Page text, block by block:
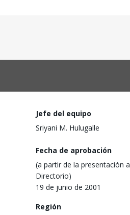
Jefe del equipo
Sriyani M. Hulugalle
Fecha de aprobación
(a partir de la presentación
Directorio)
19 de junio de 2001
Región